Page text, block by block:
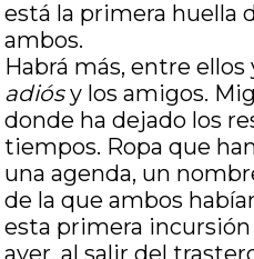
está la primera huella
ambos.
Habrá más, entre ellos
adiósy los amigos.
donde ha dejado los
tiempos. Ropa que
una agenda, un
de la que ambos
esta primera
ayer, al salir del